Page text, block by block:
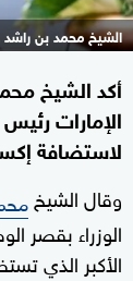
الشيخ محمد بن راشد
أكد الشيخ
الإمارات
لاستضافة إكسبو 2020 نهاية العام
وقال الشيخ
الوزراء بقصر